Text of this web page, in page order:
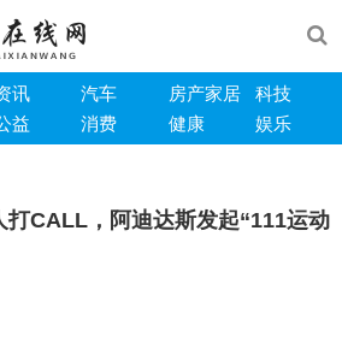
讯 汽车 房产家居
科技
益 消费 健康 娱乐
打CALL，阿迪达斯发起“111运动